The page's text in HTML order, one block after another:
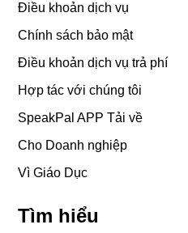
Điều khoản dịch vụ
Chính sách bảo mật
Điều khoản dịch vụ trả phí
Hợp tác với chúng tôi
SpeakPal APP Tải về
Cho Doanh nghiệp
Vì Giáo Dục
Tìm hiểu